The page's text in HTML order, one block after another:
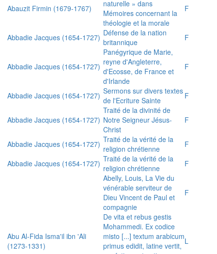
Abauzit Firmin (1679-1767)
naturelle » dans
Mémoires concernant la
théologie et la morale
F
Abbadie Jacques (1654-1727) Défense de la nation
britannique
F
Abbadie Jacques (1654-1727)
Panégyrique de Marie,
reyne d'Angleterre,
d'Ecosse, de France et
d'Irlande
F
Abbadie Jacques (1654-1727) Sermons sur divers textes
de l'Ecriture Sainte
F
Abbadie Jacques (1654-1727)
Traité de la divinité de
Notre Seigneur Jésus-
Christ
F
Abbadie Jacques (1654-1727) Traité de la vérité de la
religion chrétienne
F
Abbadie Jacques (1654-1727) Traité de la vérité de la
religion chrétienne
F
Abelly, Louis, La Vie du
vénérable serviteur de
Dieu Vincent de Paul et
compagnie
F
Abu Al-Fida Isma'il ibn 'Ali
(1273-1331)
De vita et rebus gestis
Mohammedi. Ex codice
misto [...] textum arabicum
primus edidit, latine vertit, L